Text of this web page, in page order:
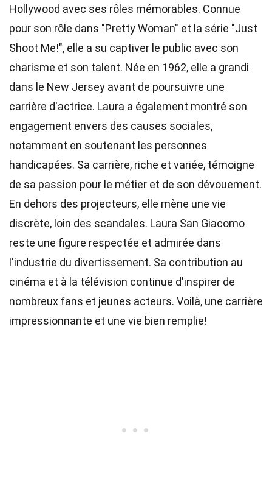
Hollywood avec ses rôles mémorables. Connue
pour son rôle dans "Pretty Woman" et la série "Just
Shoot Me!", elle a su captiver le public avec son
charisme et son talent. Née en 1962, elle a grandi
dans le New Jersey avant de poursuivre une
carrière d'actrice. Laura a également montré son
engagement envers des causes sociales,
notamment en soutenant les personnes
handicapées. Sa carrière, riche et variée, témoigne
de sa passion pour le métier et de son dévouement.
En dehors des projecteurs, elle mène une vie
discrète, loin des scandales. Laura San Giacomo
reste une figure respectée et admirée dans
l'industrie du divertissement. Sa contribution au
cinéma et à la télévision continue d'inspirer de
nombreux fans et jeunes acteurs. Voilà, une carrière
impressionnante et une vie bien remplie!